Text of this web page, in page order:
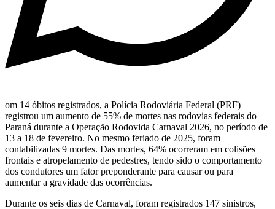
om 14 óbitos registrados, a Polícia Rodoviária Federal (PRF)
registrou um aumento de 55% de mortes nas rodovias federais do
Paraná durante a Operação Rodovida Carnaval 2026, no período de
13 a 18 de fevereiro. No mesmo feriado de 2025, foram
contabilizadas 9 mortes. Das mortes, 64% ocorreram em colisões
frontais e atropelamento de pedestres, tendo sido o comportamento
dos condutores um fator preponderante para causar ou para
aumentar a gravidade das ocorrências.
Durante os seis dias de Carnaval, foram registrados 147 sinistros,